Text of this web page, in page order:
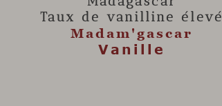
Taux de vanilline élevé
Madam'gascar
Vanille